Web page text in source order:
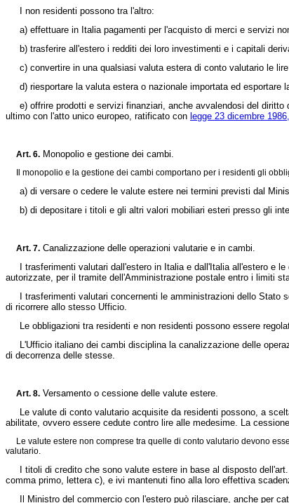
I non residenti possono tra l'altro:
a) effettuare in Italia pagamenti per l'acquisto di merci e servizi
b) trasferire all'estero i redditi dei loro investimenti e i capitali
c) convertire in una qualsiasi valuta estera di conto valutario le
d) riesportare la valuta estera o nazionale importata ed esportare
e) offrire prodotti e servizi finanziari, anche avvalendosi del diritto
ultimo con l'atto unico europeo, ratificato con legge 23 dicembre
Art. 6. Monopolio e gestione dei cambi.
Il monopolio e la gestione dei cambi comportano per i residenti gli
a) di versare o cedere le valute estere nei termini previsti dal
b) di depositare i titoli e gli altri valori mobiliari esteri presso gli
Art. 7. Canalizzazione delle operazioni valutarie e in cambi.
I trasferimenti valutari dall'estero in Italia e dall'Italia all'estero e le
autorizzate, per il tramite dell'Amministrazione postale entro i limiti
I trasferimenti valutari concernenti le amministrazioni dello Stato
di ricorrere allo stesso Ufficio.
Le obbligazioni tra residenti e non residenti possono essere
L'Ufficio italiano dei cambi disciplina la canalizzazione delle
di decorrenza delle stesse.
Art. 8. Versamento o cessione delle valute estere.
Le valute di conto valutario acquisite da residenti possono, a
abilitate, ovvero essere cedute contro lire alle medesime. La
Le valute estere non comprese tra quelle di conto valutario devono
valutario.
I titoli di credito che sono valute estere in base al disposto
comma primo, lettera c), e ivi mantenuti fino alla loro effettiva
Il Ministro del commercio con l'estero può rilasciare, anche per